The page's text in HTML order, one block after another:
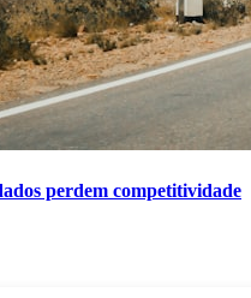
perdem competitividade